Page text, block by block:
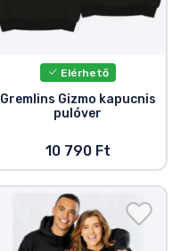
Elérhető
Gremlins Gizmo kapucnis
pulóver
10 790 Ft